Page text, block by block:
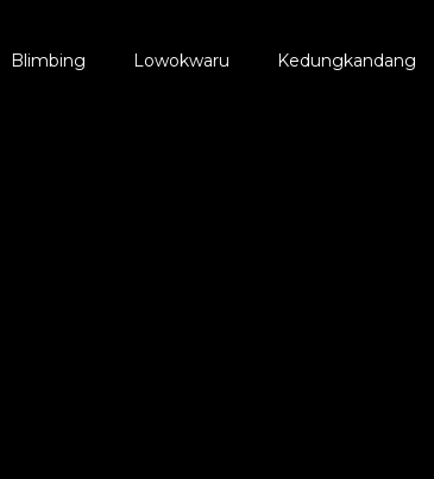
Blimbing Lowokwaru Kedungkandang